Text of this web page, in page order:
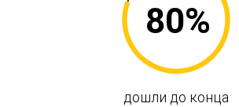
дошли до конца
80%